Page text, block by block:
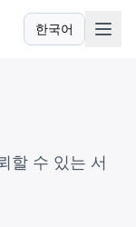
한국어
언어
할 수 있는 서